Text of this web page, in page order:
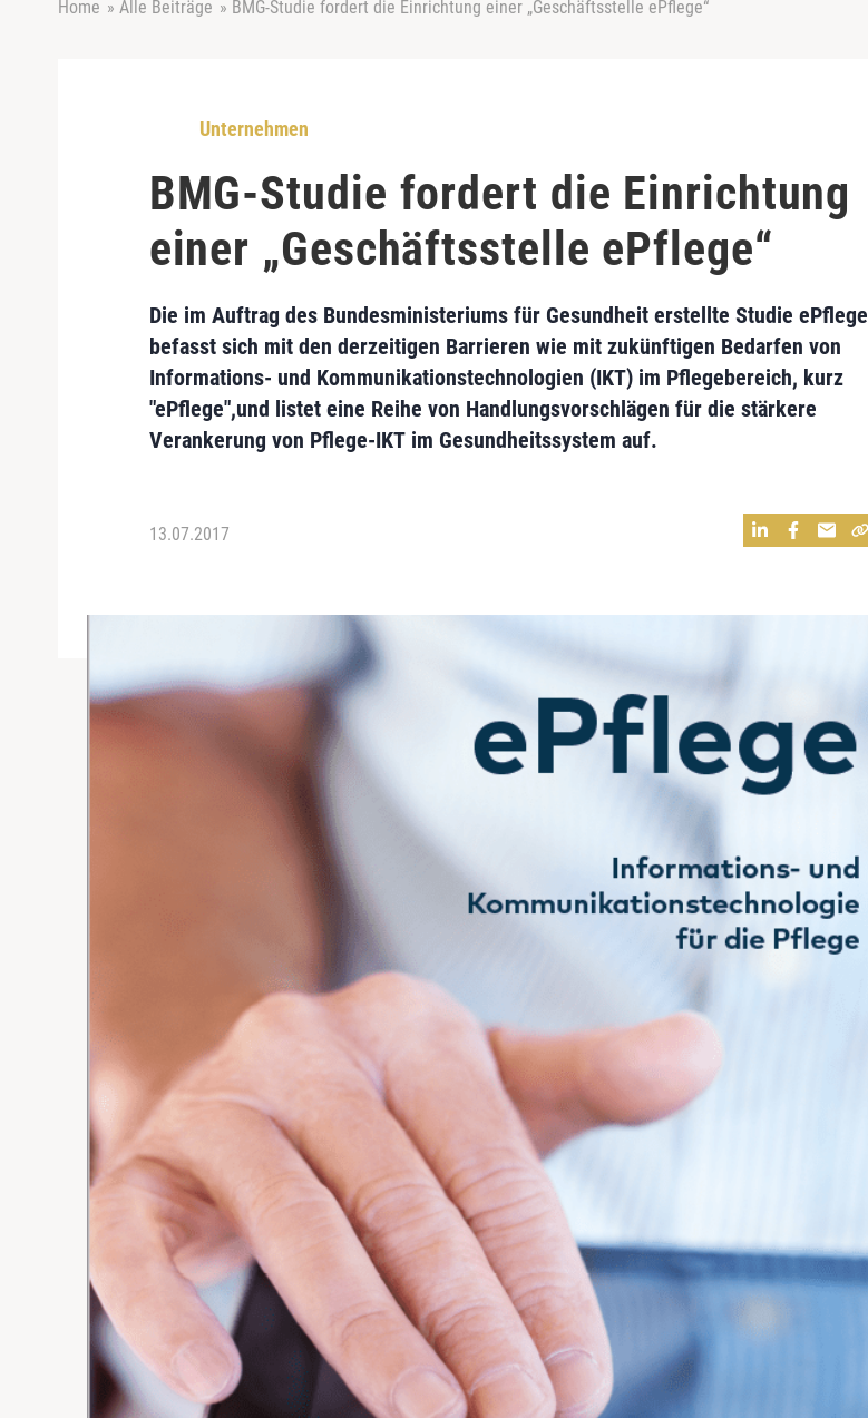
Home » Alle Beiträge » BMG-Studie fordert die Einrichtung einer „Geschäftsstelle ePflege“
Unternehmen
BMG-Studie fordert die Einrichtung
einer „Geschäftsstelle ePflege“
Die im Auftrag des Bundesministeriums für Gesundheiterstellte Studie ePflege
befasst sich mit den derzeitigen Barrieren wie mit zukünftigen Bedarfen von
Informations- und Kommunikationstechnologien (IKT) im Pflegebereich, kurz
"ePflege",und listet eine Reihe von Handlungsvorschlägen für die stärkere
Verankerung von Pflege-IKTim Gesundheitssystem auf.
13.07.2017